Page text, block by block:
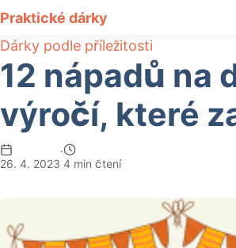
Praktické dárky
Dárky podle příležitosti
12 nápadů na
výročí, které
26. 4. 2023
·
4 min čtení